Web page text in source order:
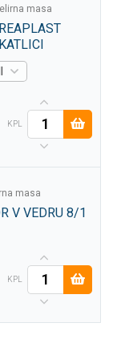
masa
PELIKAN
KPL
masa
V VEDRU 8/1
KPL